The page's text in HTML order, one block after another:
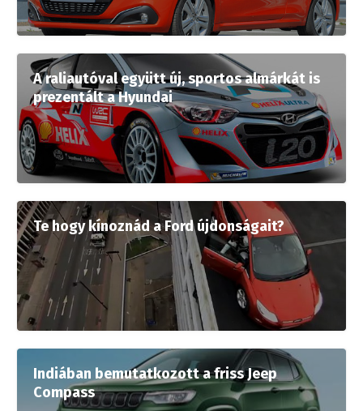
A raliautóval együtt új, sportos almárkát is
prezentált a Hyundai
Te hogy kínoznád a Ford újdonságait?
Indiában bemutatkozott a friss Jeep
Compass